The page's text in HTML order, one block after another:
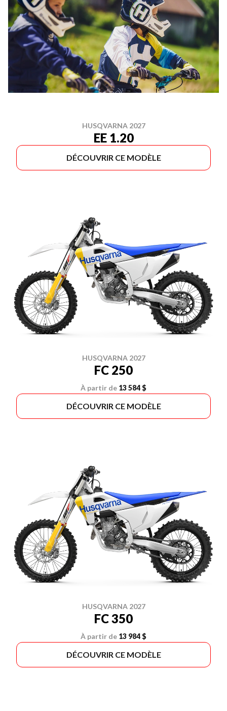
HUSQVARNA 2027
EE 1.20
DÉCOUVRIR CE MODÈLE
HUSQVARNA 2027
FC 250
À partir de 13 584 $
DÉCOUVRIR CE MODÈLE
HUSQVARNA 2027
FC 350
À partir de 13 984 $
DÉCOUVRIR CE MODÈLE